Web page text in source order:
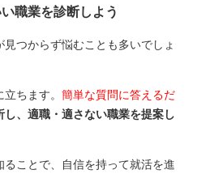
職業を診断しよう
つからず悩むことも多いでしょ
立ちます。 簡単な質問に答えるだ
、適職・適さない職業を提案し
ことで、自信を持って就活を進